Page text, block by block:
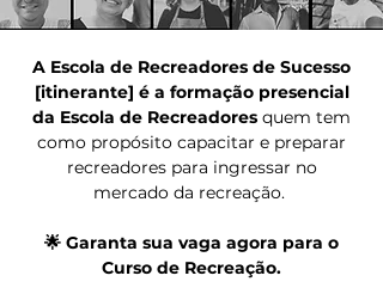
A Escola de Recreadores de Sucesso
[itinerante] é a formação presencial
da Escola de Recreadores quem tem
como propósito capacitar e preparar
recreadores para ingressar no
mercado da recreação.
🌟 Garanta sua vaga agora para o
Curso de Recreação.